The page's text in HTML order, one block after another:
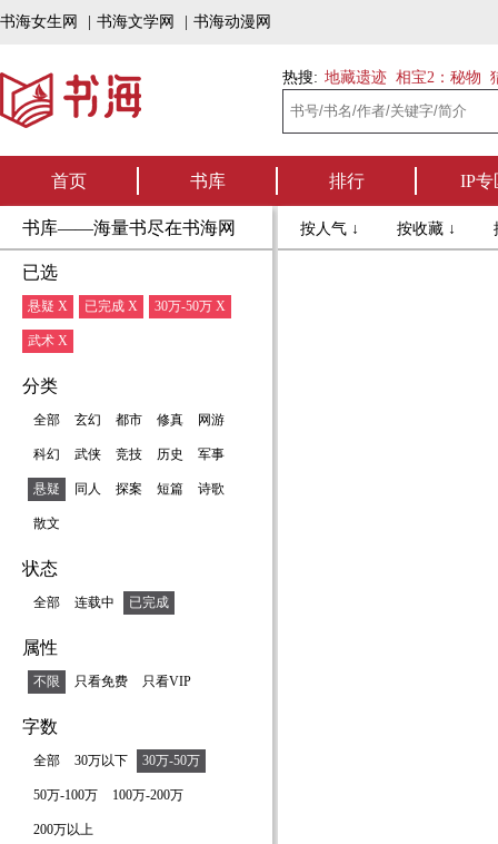
书海女生网 书海文学网 书海动漫网
热搜: 地藏遗迹 相宝2：秘物
首页 书库 排行 IP专
书库——海量书尽在书海网
已选
悬疑 X 已完成 X 30万-50万 X
武术 X
分类
全部 玄幻 都市 修真 网游
科幻 武侠 竞技 历史 军事
悬疑 同人 探案 短篇 诗歌
散文
状态
全部 连载中 已完成
属性
不限 只看免费 只看VIP
字数
全部 30万以下 30万-50万
50万-100万 100万-200万
200万以上
按人气 ↓ 按收藏 ↓